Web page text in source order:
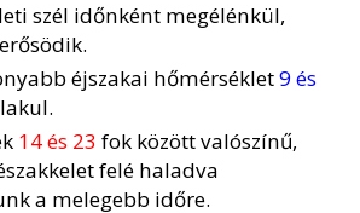
szél időnként megélénkül,
éjszakai hőmérséklet9 és
14 és 23 fok között valószínű,
felé haladva
a melegebb időre.